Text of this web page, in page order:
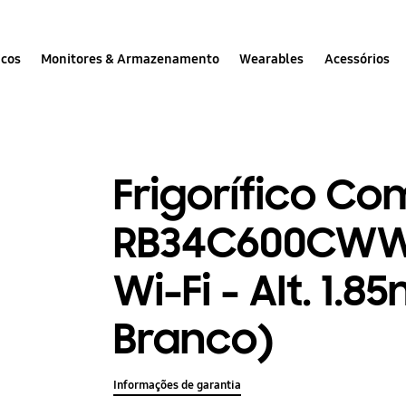
Monitores & Armazenamento Wearables Acessórios
Frigorífico
Wi-Fi - Alt.
Branco)
Informações de garantia